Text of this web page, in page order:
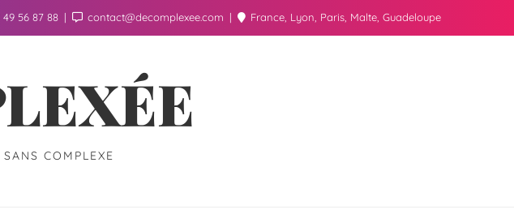
56 87 88 contact@decomplexee.com France, Lyon, Paris, Malte, Guadeloupe
COMPLEXE